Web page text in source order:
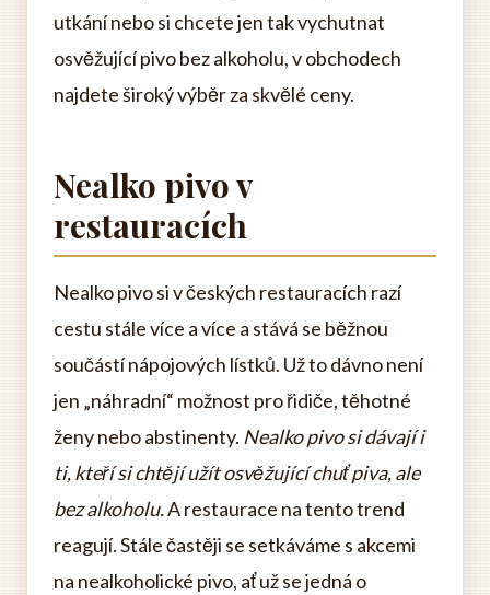
utkání nebo si chcete jen tak vychutnat
osvěžující pivo bez alkoholu, v obchodech
najdete široký výběr za skvělé ceny.
Nealko pivo v
restauracích
Nealko pivo si v českých restauracích razí
cestu stále více a více a stává se běžnou
součástí nápojových lístků. Už to dávno není
jen „náhradní“ možnost pro řidiče, těhotné
ženy nebo abstinenty. Nealko pivo si dávají i
ti, kteří si chtějí užít osvěžující chuť piva, ale
bez alkoholu.A restaurace na tento trend
reagují. Stále častěji se setkáváme s akcemi
na nealkoholické pivo, ať už se jedná o